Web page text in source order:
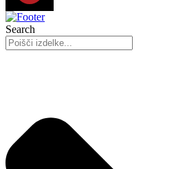
Search